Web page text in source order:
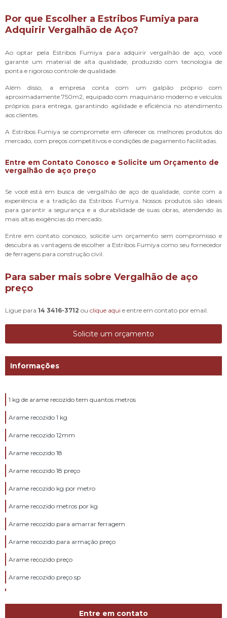
Por que Escolher a Estribos Fumiya para
Adquirir Vergalhão de Aço?
Ao optar pela Estribos Fumiya para adquirir vergalhão de aço, você
garante um material de alta qualidade, produzido com tecnologia de
ponta e rigoroso controle de qualidade.
Além disso, a empresa conta com um galpão próprio com
aproximadamente 750m2, equipado com maquinário moderno e veículos
próprios para entrega, garantindo agilidade e eficiência no atendimento
aos clientes.
A Estribos Fumiya se compromete em oferecer os melhores produtos do
mercado, com preços competitivos e condições de pagamento facilitadas.
Entre em Contato Conosco e Solicite um Orçamento de
vergalhão de aço preço
Se você está em busca de vergalhão de aço de qualidade, conte com a
experiência e a tradição da Estribos Fumiya. Nossos produtos são ideais
para garantir a segurança e a durabilidade de suas obras, atendendo às
mais altas exigências do mercado.
Entre em contato conosco, solicite um orçamento sem compromisso e
descubra as vantagens de escolher a Estribos Fumiya como seu fornecedor
de ferragens para construção civil.
Para saber mais sobre Vergalhão de aço
preço
Ligue para 14 3416-3712 ou clique aqui e entre em contato por email.
Solicite um orçamento
Informações
1 kg de arame recozido tem quantos metros
Arame recozido 1 kg
Arame recozido 12mm
Arame recozido 18
Arame recozido 18 preço
Arame recozido kg por metro
Arame recozido metros por kg
Arame recozido para amarrar ferragem
Arame recozido para armação preço
Arame recozido preço
Arame recozido preço sp
Entre em contato